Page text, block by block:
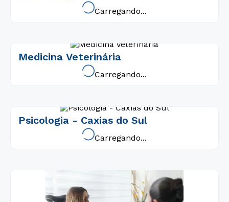
Carregando...
Medicina Veterinária
Carregando...
Psicologia - Caxias do Sul
Carregando...